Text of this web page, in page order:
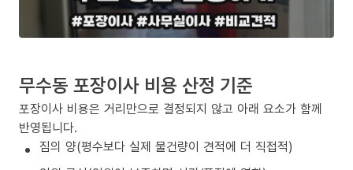
무수동 포장이사 비용 산정 기준
포장이사 비용은 거리만으로 결정되지 않고 아래 요소가 함께
반영됩니다.
짐의 양(평수보다 실제 물건량이 견적에 더 직접적)